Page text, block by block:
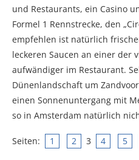
und Restaurants, ein Casino
Formel 1 Rennstrecke, den
empfehlen ist natürlich
leckeren Saucen an einer der
aufwändiger im Restaurant.
Dünenlandschaft um
einen Sonnenuntergang mit
so in Amsterdam natürlich
Seiten: 1 2 3 4 5